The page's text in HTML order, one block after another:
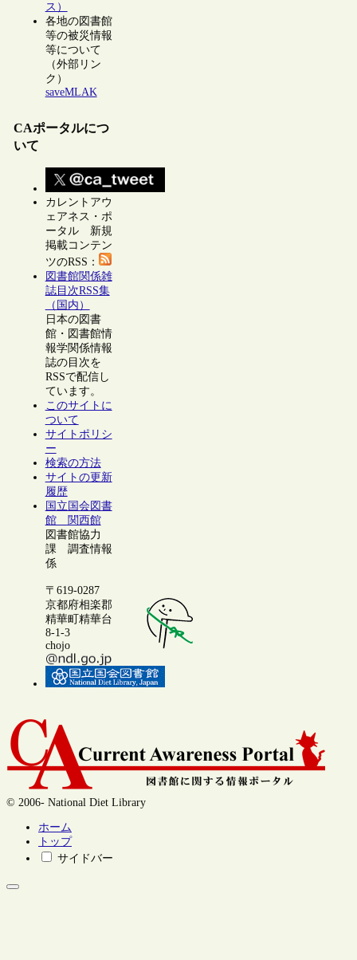
ス）
各地の図書館
等の被災情報
等について
（外部リン
ク）
saveMLAK
CAポータルにつ
いて
カレントアウ
ェアネス・ポ
ータル 新規
掲載コンテン
ツのRSS：
図書館関係雑
誌目次RSS集
（国内）
日本の図書
館・図書館情
報学関係情報
誌の目次を
RSSで配信し
ています。
このサイトに
ついて
サイトポリシ
ー
検索の方法
サイトの更新
履歴
国立国会図書
館 関西館
図書館協力
課 調査情報
係
〒619-0287
京都府相楽郡
精華町精華台
8-1-3
chojo
© 2006- National Diet Library
ホーム
トップ
サイドバー